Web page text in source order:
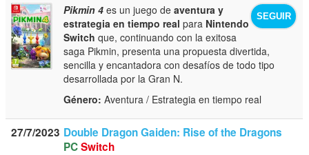
SEGUIR
Pikmin 4 es un juego deaventura y
estrategia en tiempo real para Nintendo
Switch que, continuando con la exitosa
saga Pikmin, presenta una propuesta divertida,
sencilla y encantadora con desafíos de todo tipo
desarrollada por la Gran N.
Género: Aventura / Estrategia en tiempo real
27/7/2023 Double Dragon Gaiden: Rise of the Dragons
PCSwitch